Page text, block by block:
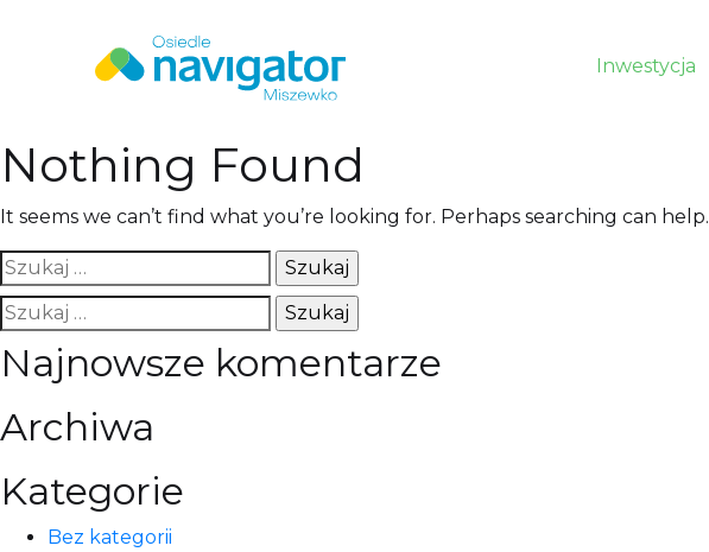
Inwestycja
Nothing Found
It seems we can’t find what you’re looking for. Perhaps searching can help.
Szukaj:
Szukaj:
Najnowsze komentarze
Archiwa
Kategorie
Bez kategorii